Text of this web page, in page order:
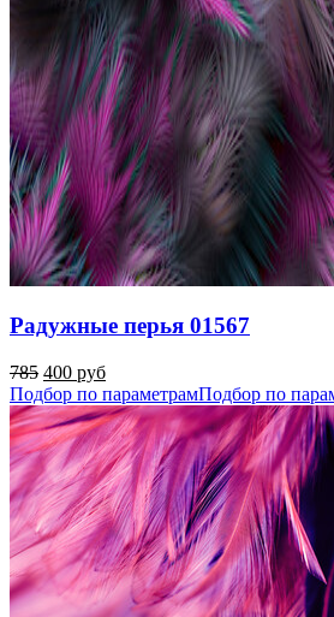
Радужные перья 01567
785 400 руб
Подбор по параметрамПодбор по